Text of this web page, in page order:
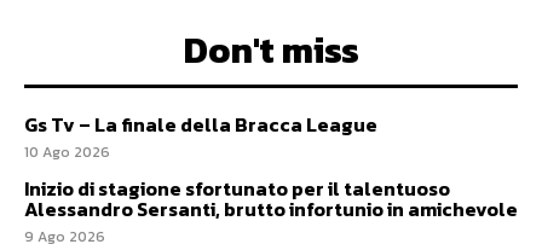
Don't miss
Gs Tv – La finale della Bracca League
10 Ago 2026
Inizio di stagione sfortunato per il talentuoso
Alessandro Sersanti, brutto infortunio in amichevole
9 Ago 2026